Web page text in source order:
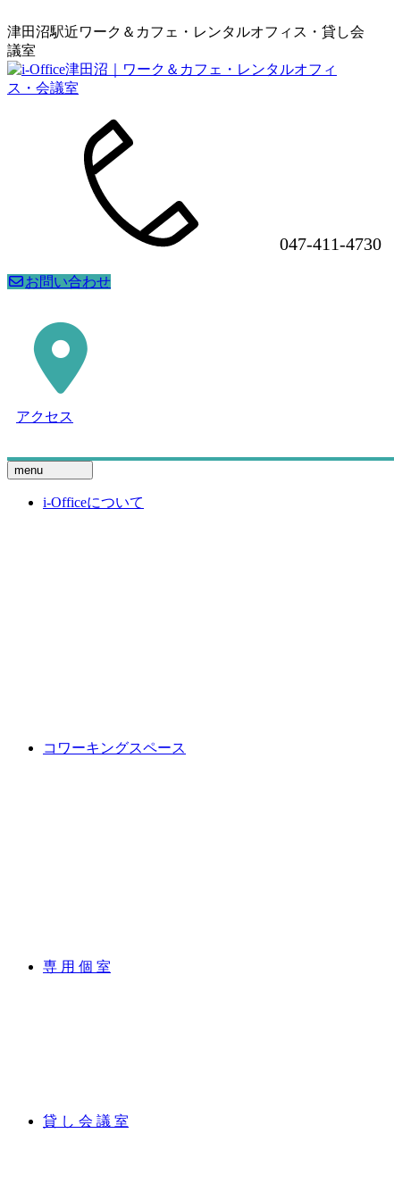
津田沼駅近ワーク＆カフェ・レンタルオフィス・貸し会
議室
047-411-4730
お問い合わせ
アクセス
menu
i-Officeについて
コワーキングスペース
専 用 個 室
貸 し 会 議 室